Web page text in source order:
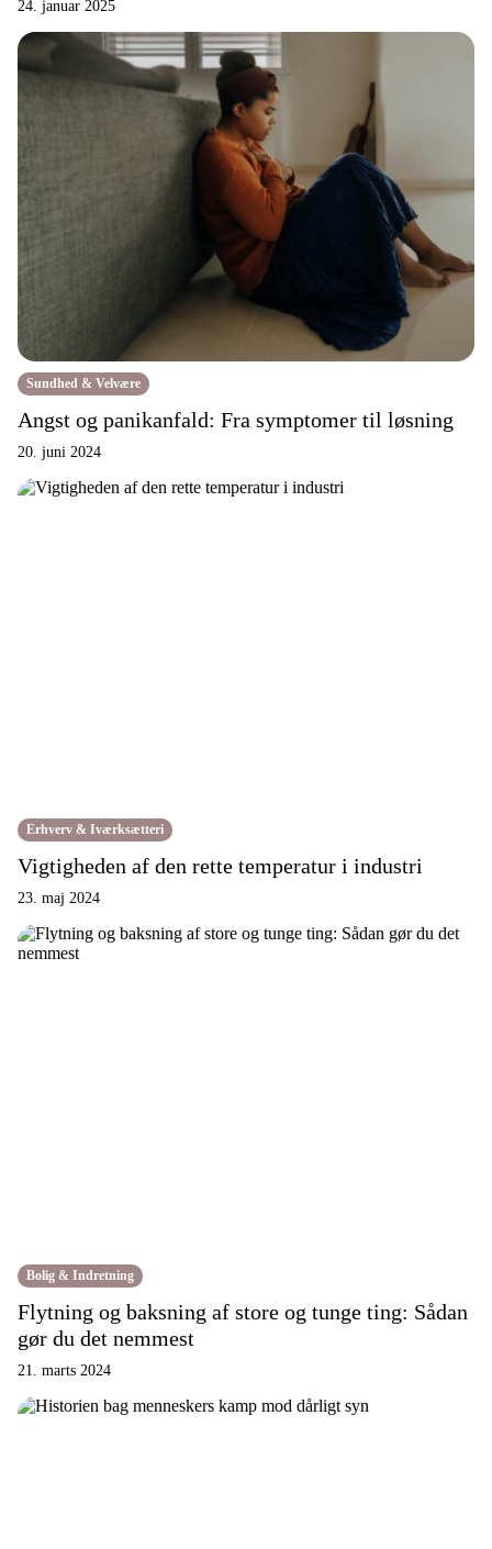
24. januar 2025
Sundhed & Velvære
Angst og panikanfald: Fra symptomer til løsning
20. juni 2024
Erhverv & Iværksætteri
Vigtigheden af den rette temperatur i industri
23. maj 2024
Bolig & Indretning
Flytning og baksning af store og tunge ting: Sådan
gør du det nemmest
21. marts 2024